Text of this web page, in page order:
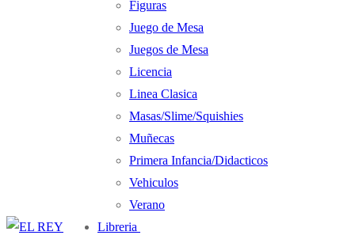
Figuras
Juego de Mesa
Juegos de Mesa
Licencia
Linea Clasica
Masas/Slime/Squishies
Muñecas
Primera Infancia/Didacticos
Vehiculos
Verano
Libreria